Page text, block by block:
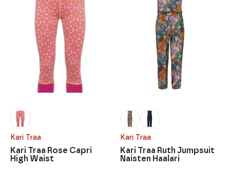
Kari Traa
Kari Traa Rose Capri
High Waist
Kari Traa
Kari Traa Ruth Jumpsuit
Naisten Haalari